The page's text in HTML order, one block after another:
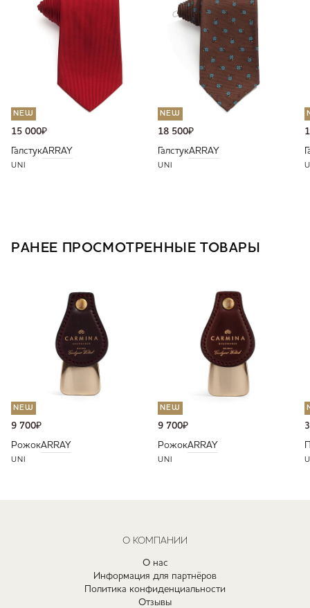
NEW
15 000₽
ГалстукARRAY
UNI
NEW
18 500₽
ГалстукARRAY
UNI
РАНЕЕ ПРОСМОТРЕННЫЕ ТОВАРЫ
NEW
9 700₽
РожокARRAY
UNI
NEW
9 700₽
РожокARRAY
UNI
О КОМПАНИИ
О нас
Информация для партнёров
Политика конфиденциальности
Отзывы